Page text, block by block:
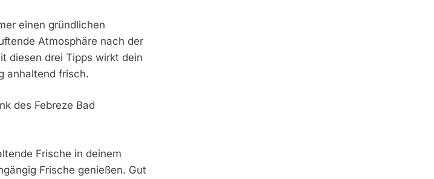
einen gründlichen
Atmosphäre nach der
diesen drei Tipps wirkt dein
anhaltend frisch.
des Febreze Bad
Frische in deinem
Frische genießen. Gut